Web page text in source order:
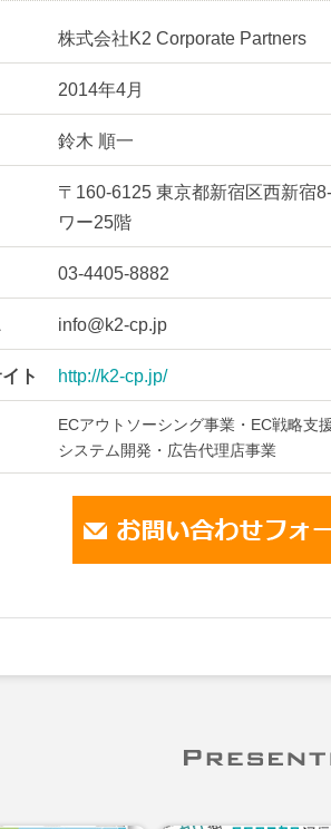
株式会社K2 Corporate Partners
2014年4月
鈴木 順一
〒160-6125 東京都新宿区西新宿
ワー25階
03-4405-8882
info@k2-cp.jp
ト http://k2-cp.jp/
ECアウトソーシング事業・EC戦略支
システム開発・広告代理店事業